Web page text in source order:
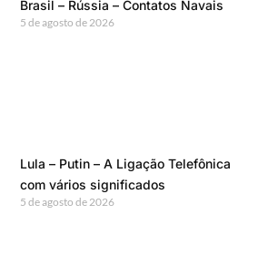
Brasil – Rússia – Contatos Navais
5 de agosto de 2026
Lula – Putin – A Ligação Telefônica
com vários significados
5 de agosto de 2026